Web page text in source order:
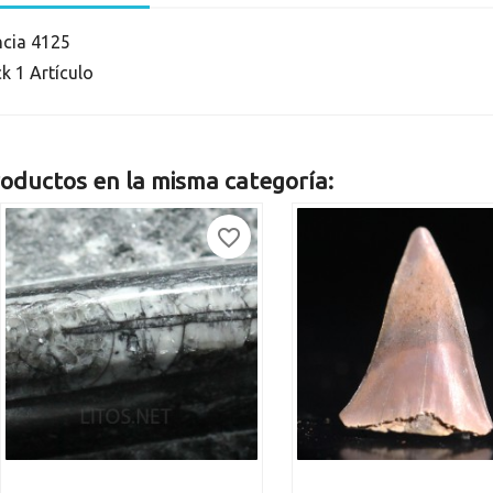
4125
1 Artículo
en la misma categoría:
favorite_border